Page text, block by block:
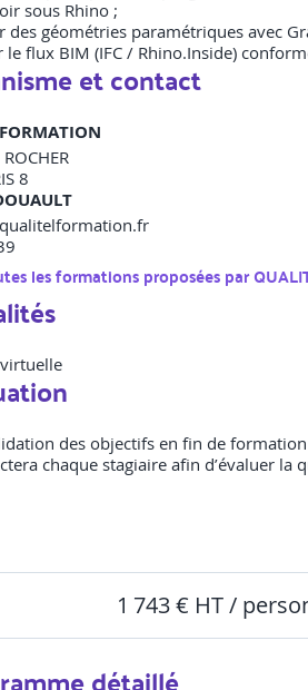
sous Rhino ;
des géométries paramétriques avec
le flux BIM (IFC / Rhino.Inside)
et contact
8
les formations proposées par
des objectifs en fin de
chaque stagiaire afin d’évaluer la
1 743 € HT /